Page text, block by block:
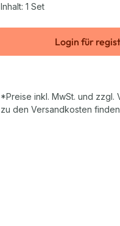
Inhalt: 1 Set
Login für
*Preise inkl. MwSt. und zzgl.
zu den Versandkosten